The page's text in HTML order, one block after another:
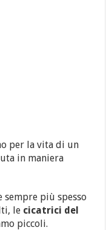
per la vita di un
in maniera
sempre più spesso
le cicatrici del
piccoli.